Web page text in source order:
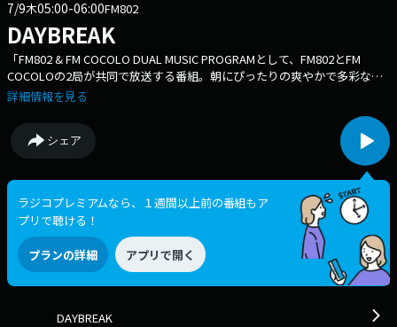
7/9木05:00-06:00FM802
DAYBREAK
「FM802 & FM COCOLO DUAL MUSIC PROGRAMとして、FM802とFM
COCOLOの2局が共同で放送する番組。朝にぴったりの爽やかで多彩な音
楽プログラム。週を通じて早朝の時間帯に、リスナーの一日のスタートの
⇒twitterハッシュタグは「#fm802」 ⇒twitterアカウントは
「@fm802_pr」 ⇒facebookページはコチラ
詳細情報を見る
シェア
ラジコプレミアムなら、１週間以上前の番組もア
プリで聴ける！
プランの詳細 アプリで開く
DAYBREAK